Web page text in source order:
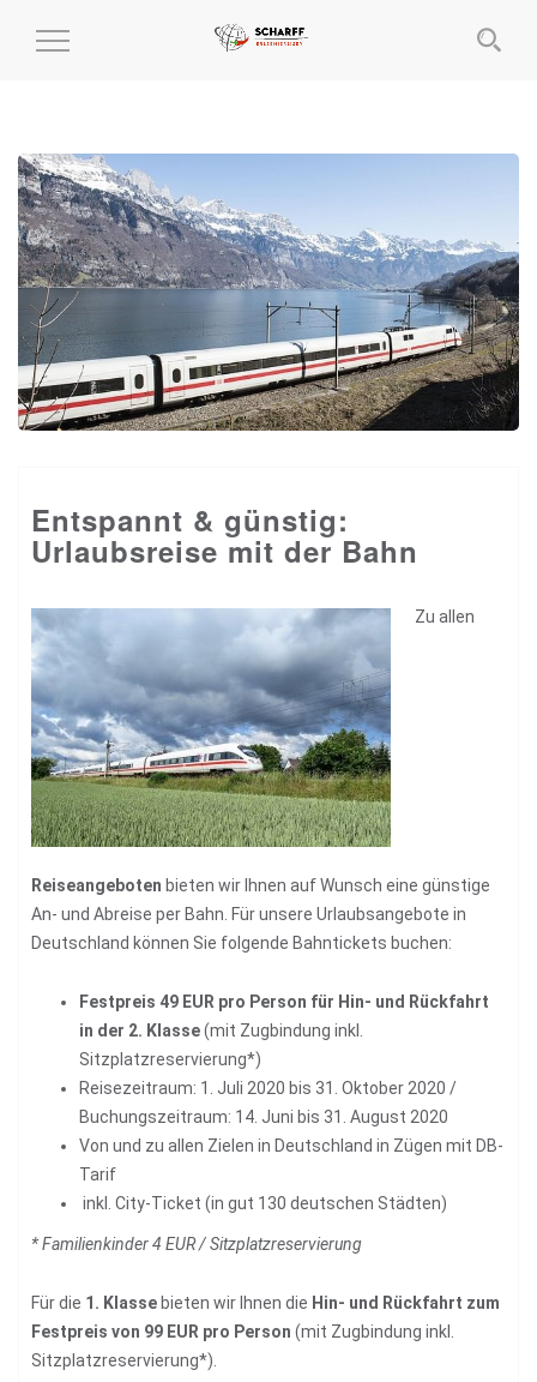
MENÜ
Entspannt & günstig:
Urlaubsreise mit der Bahn
Zu allen
Reiseangeboten bieten wir Ihnen auf Wunsch eine günstige
An- und Abreise per Bahn. Für unsere Urlaubsangebote in
Deutschland können Sie folgende Bahntickets buchen:
Festpreis 49 EUR pro Person für Hin- und Rückfahrt
in der 2. Klasse(mit Zugbindung inkl.
Sitzplatzreservierung*)
Reisezeitraum: 1. Juli 2020 bis 31. Oktober 2020 /
Buchungszeitraum: 14. Juni bis 31. August 2020
Von und zu allen Zielen in Deutschland in Zügen mit DB-
Tarif
inkl. City-Ticket (in gut 130 deutschen Städten)
* Familienkinder 4 EUR / Sitzplatzreservierung
Für die 1. Klasse bieten wir Ihnen die Hin- und Rückfahrt zum
Festpreis von 99 EUR pro Person (mit Zugbindung inkl.
Sitzplatzreservierung*).